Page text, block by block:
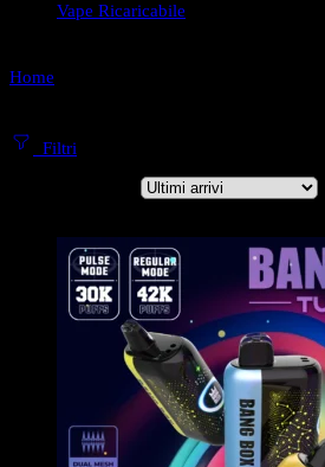
Vape Ricaricabile
Home
Filtri